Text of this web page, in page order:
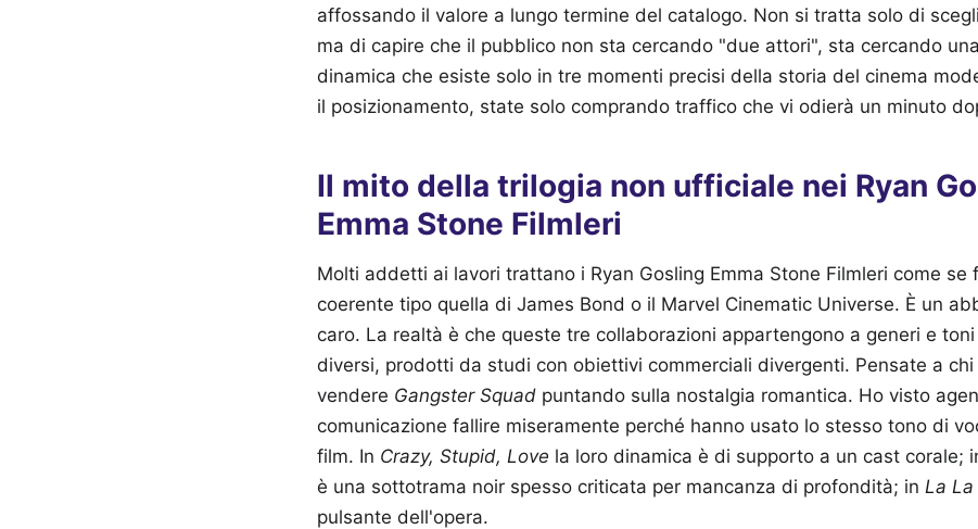
affossando il valore a lungo termine del catalogo. Non si tratta solo di
ma di capire che il pubblico non sta cercando "due attori", sta cercando
dinamica che esiste solo in tre momenti precisi della storia del cinema
il posizionamento, state solo comprando traffico che vi odierà un minuto
Il mito della trilogia non ufficiale nei Ryan
Emma Stone Filmleri
Molti addetti ai lavori trattano i Ryan Gosling Emma Stone Filmleri come se
coerente tipo quella di James Bond o il Marvel Cinematic Universe. È un
caro. La realtà è che queste tre collaborazioni appartengono a generi e
diversi, prodotti da studi con obiettivi commerciali divergenti. Pensate a chi
vendere Gangster Squad puntando sulla nostalgia romantica. Ho visto
comunicazione fallire miseramente perché hanno usato lo stesso tono di
film. In Crazy, Stupid, Love la loro dinamica è di supporto a un cast corale;
è una sottotrama noir spesso criticata per mancanza di profondità; in La
pulsante dell'opera.